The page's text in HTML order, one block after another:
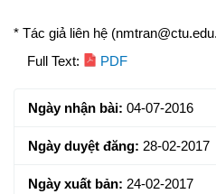
* Tác giả liên hệ
Article
Full Text: PDF
Ngày nhận bài: 04-07-2016
Ngày duyệt đăng: 28-02-2017
Ngày xuất bản: 24-02-2017